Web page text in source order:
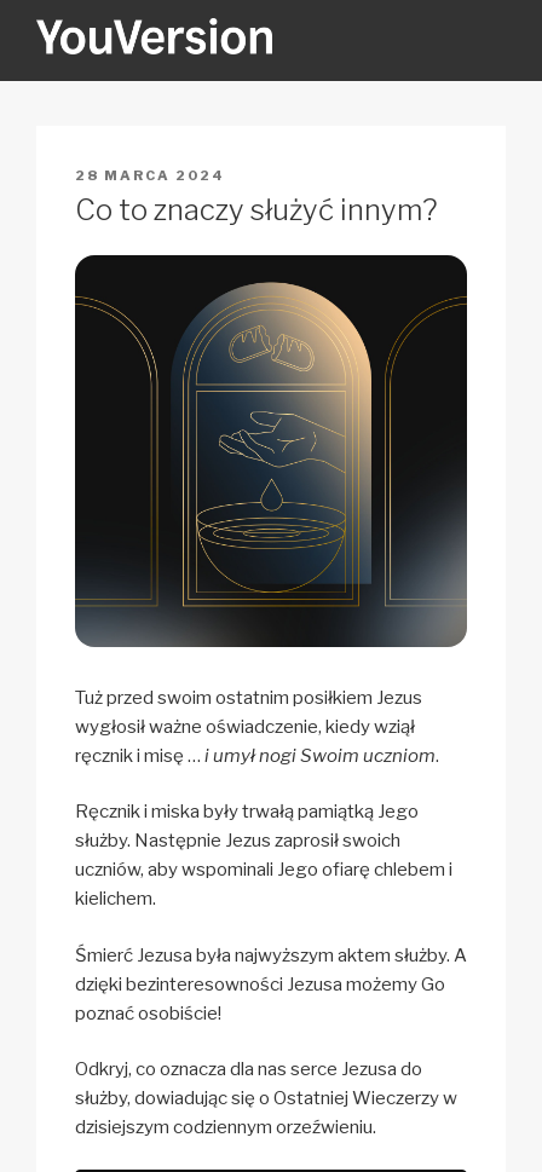
YOUVERSION
OPUBLIKOWANE
W
28 MARCA 2024
Co to znaczy służyć innym?
Tuż przed swoim ostatnim posiłkiem Jezus
wygłosił ważne oświadczenie, kiedy wziął
ręcznik i misę … i umył nogi Swoim uczniom.
Ręcznik i miska były trwałą pamiątką Jego
służby. Następnie Jezus zaprosił swoich
uczniów, aby wspominali Jego ofiarę chlebem i
kielichem.
Śmierć Jezusa była najwyższym aktem służby. A
dzięki bezinteresowności Jezusa możemy Go
poznać osobiście!
Odkryj, co oznacza dla nas serce Jezusa do
służby, dowiadując się o Ostatniej Wieczerzy w
dzisiejszym codziennym orzeźwieniu.